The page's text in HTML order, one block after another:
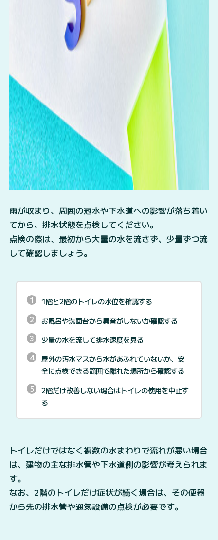
雨が収まり、周囲の冠水や下水道への影響が落ち着い
てから、排水状態を点検してください。
点検の際は、最初から大量の水を流さず、少量ずつ流
して確認しましょう。
1階と2階のトイレの水位を確認する
お風呂や洗面台から異音がしないか確認する
少量の水を流して排水速度を見る
屋外の汚水マスから水があふれていないか、安
全に点検できる範囲で離れた場所から確認する
2階だけ改善しない場合はトイレの使用を中止す
る
トイレだけではなく複数の水まわりで流れが悪い場合
は、建物の主な排水管や下水道側の影響が考えられま
す。
なお、2階のトイレだけ症状が続く場合は、その便器
から先の排水管や通気設備の点検が必要です。